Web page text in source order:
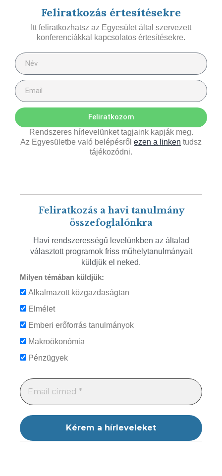
Feliratkozás értesítésekre
Itt feliratkozhatsz az Egyesület által szervezett
konferenciákkal kapcsolatos értesítésekre.
Feliratkozom
Rendszeres hírlevelünket tagjaink kapják meg.
Az Egyesületbe való belépésről ezen a linken tudsz
tájékozódni.
Feliratkozás a havi tanulmány
összefoglalónkra
Havi rendszerességű levelünkben az általad
választott programok friss műhelytanulmányait
küldjük el neked.
Milyen témában küldjük:
Alkalmazott közgazdaságtan
Elmélet
Emberi erőforrás tanulmányok
Makroökonómia
Pénzügyek